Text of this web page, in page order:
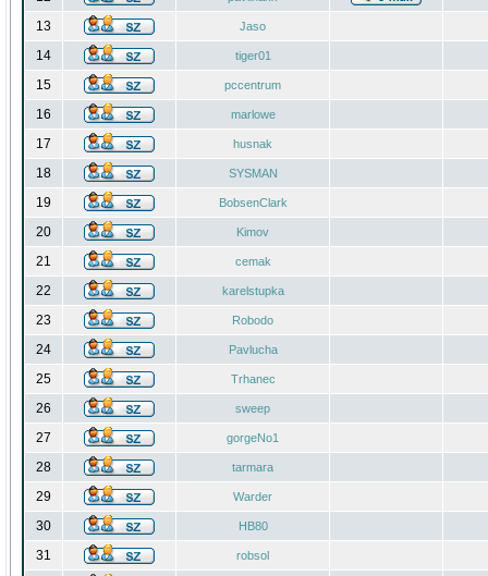
13 Jaso
14 tiger01
15 pccentrum
16 marlowe
17 husnak
18 SYSMAN
19 BobsenClark
20 Kimov
21 cemak
22 karelstupka
23 Robodo
24 Pavlucha
25 Trhanec
26 sweep
27 gorgeNo1
28 tarmara
29 Warder
30 HB80
31 robsol